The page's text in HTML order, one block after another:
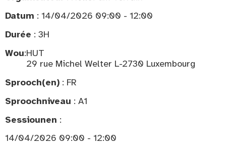
Datum : 14/04/2026 09:00 - 12:00
Durée : 3H
Wou:HUT
29 rue Michel Welter L-2730 Luxembourg
Sprooch(en) : FR
Sproochniveau : A1
Sessiounen :
14/04/2026 09:00 - 12:00